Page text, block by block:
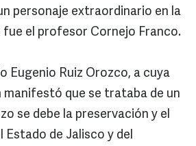
personaje extraordinario en la
el profesor Cornejo Franco.
Eugenio Ruiz Orozco, a cuya
manifestó que se trataba de un
se debe la preservación y el
de Jalisco y del